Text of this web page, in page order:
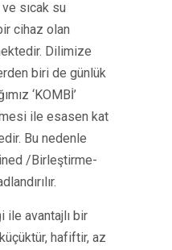
sıcak su
cihaz olan
Dilimize
biri de günlük
‘KOMBİ’
ile esasen kat
Bu nedenle
/Birleştirme-
avantajlı bir
hafiftir, az